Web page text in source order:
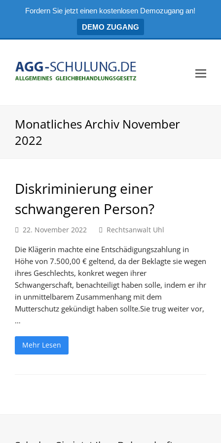
Fordern Sie jetzt einen kostenlosen Demozugang an!
DEMO ZUGANG
Monatliches Archiv November
2022
Diskriminierung einer
schwangeren Person?
22. November 2022 Rechtsanwalt Uhl
Die Klägerin machte eine Entschädigungszahlung in
Höhe von 7.500,00 € geltend, da der Beklagte sie wegen
ihres Geschlechts, konkret wegen ihrer
Schwangerschaft, benachteiligt haben solle, indem er ihr
in unmittelbarem Zusammenhang mit dem
Mutterschutz gekündigt haben sollte.Sie trug weiter vor,
…
Mehr Lesen